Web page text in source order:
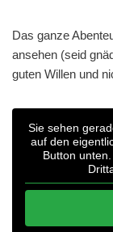
Das ganze
ansehen (seid
guten Willen und
Sie sehen
auf den
Button